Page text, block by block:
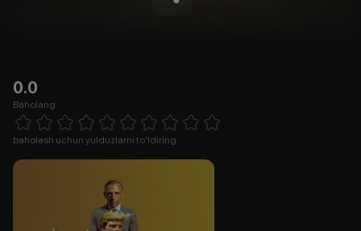
0.0
Baholang
1 Star 2 Stars 3 Stars 4 Stars5 Stars 6 Stars7 Stars8 Stars
baholash uchun yulduzlarni to'ldiring